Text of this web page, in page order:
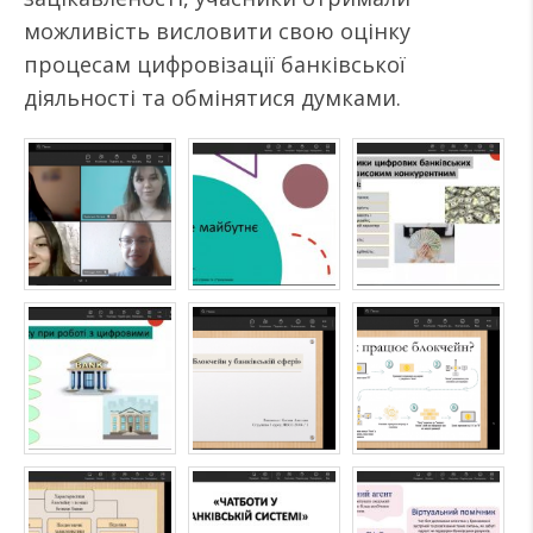
можливість висловити свою оцінку
процесам цифровізації банківської
діяльності та обмінятися думками.